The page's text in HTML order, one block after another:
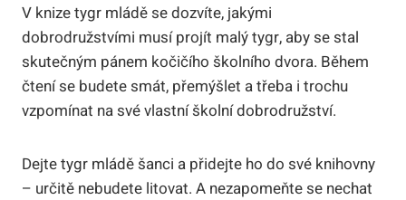
V knize tygr mládě se dozvíte, jakými
dobrodružstvími musí projít malý tygr, aby se stal
skutečným pánem kočičího školního dvora. Během
čtení se budete smát, přemýšlet a třeba i trochu
vzpomínat na své vlastní školní dobrodružství.
Dejte tygr mládě šanci a přidejte ho do své knihovny
– určitě nebudete litovat. A nezapomeňte se nechat